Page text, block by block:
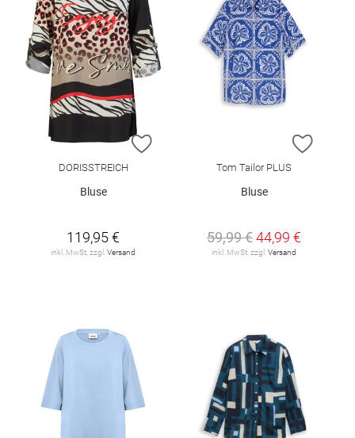
ZUR WUNSCHLISTE HINZUFÜGEN
DORISSTREICH
Bluse
119,95 €
inkl. MwSt. zzgl. Versand
ZUR
Tom Tailor PLUS
Bluse
59,99 €44,99 €
inkl. MwSt. zzgl. Versand